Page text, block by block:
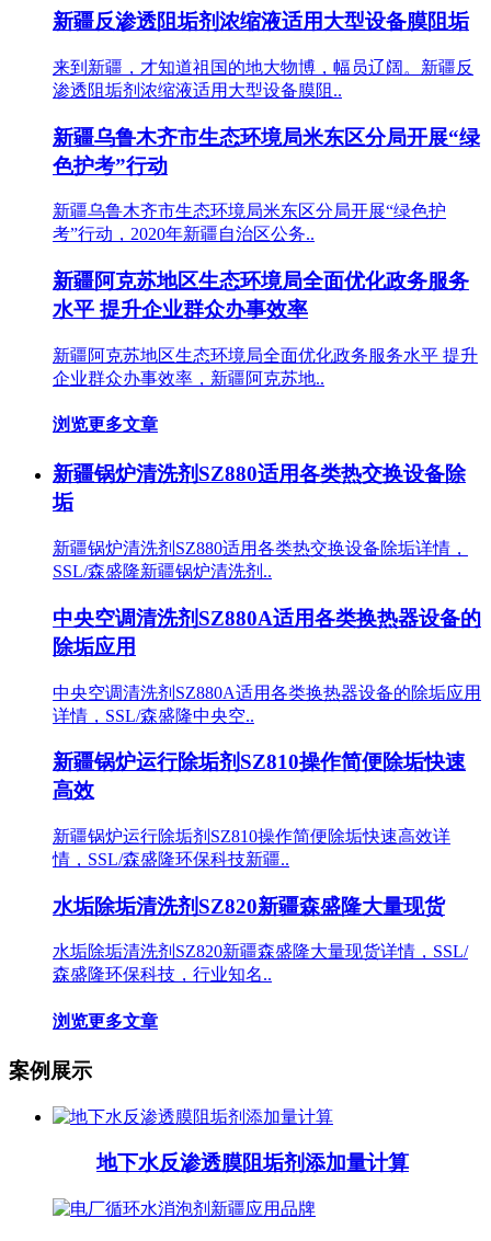
新疆反渗透阻垢剂浓缩液适用大型设备膜阻垢
来到新疆，才知道祖国的地大物博，幅员辽阔。新疆反
渗透阻垢剂浓缩液适用大型设备膜阻..
新疆乌鲁木齐市生态环境局米东区分局开展“绿
色护考”行动
新疆乌鲁木齐市生态环境局米东区分局开展“绿色护
考”行动，2020年新疆自治区公务..
新疆阿克苏地区生态环境局全面优化政务服务
水平 提升企业群众办事效率
新疆阿克苏地区生态环境局全面优化政务服务水平 提升
企业群众办事效率，新疆阿克苏地..
浏览更多文章
新疆锅炉清洗剂SZ880适用各类热交换设备除
垢
新疆锅炉清洗剂SZ880适用各类热交换设备除垢详情，
SSL/森盛隆新疆锅炉清洗剂..
中央空调清洗剂SZ880A适用各类换热器设备的
除垢应用
中央空调清洗剂SZ880A适用各类换热器设备的除垢应用
详情，SSL/森盛隆中央空..
新疆锅炉运行除垢剂SZ810操作简便除垢快速
高效
新疆锅炉运行除垢剂SZ810操作简便除垢快速高效详
情，SSL/森盛隆环保科技新疆..
水垢除垢清洗剂SZ820新疆森盛隆大量现货
水垢除垢清洗剂SZ820新疆森盛隆大量现货详情，SSL/
森盛隆环保科技，行业知名..
浏览更多文章
案例展示
地下水反渗透膜阻垢剂添加量计算